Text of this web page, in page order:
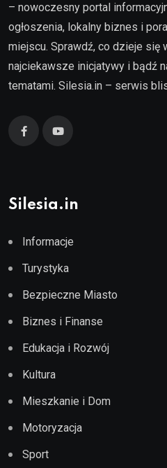
– nowoczesny portal
ogłoszenia, lokalny biznes i
miejscu. Sprawdź, co dzieje się
najciekawsze inicjatywy i bądź
tematami. Silesia.in – serwis
Silesia.in
Informacje
Turystyka
Bezpieczne Miasto
Biznes i Finanse
Edukacja i Rozwój
Kultura
Mieszkanie i Dom
Motoryzacja
Sport